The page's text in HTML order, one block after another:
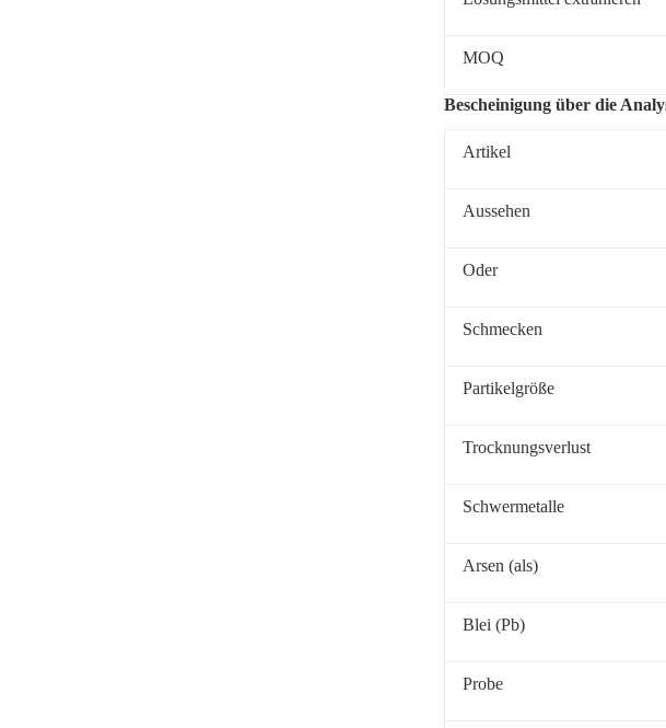
MOQ
Bescheinigung über die
Artikel
Aussehen
Oder
Schmecken
Partikelgröße
Trocknungsverlust
Schwermetalle
Arsen (als)
Blei (Pb)
Probe